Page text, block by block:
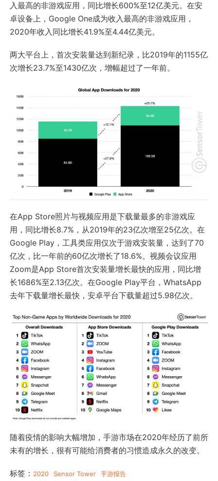
入最高的非游戏应用，同比增长600%至12亿美元。在安
卓设备上，Google One成为收入最高的非游戏应用，
2020年收入同比增长41.9%至4.44亿美元。
两大平台上，首次安装量达到新纪录，比2019年的1155亿
次增长23.7%至1430亿次，增幅超过了一年前。
在App Store照片与视频应用是下载量最多的非游戏应
用，同比增长8.7%，从2019年的23亿次增至25亿次。在
Google Play，工具类应用仅次于游戏安装量，达到了70
亿次，比一年前的60亿次增长了18.6%。视频会议应用
Zoom是App Store首次安装量增长最快的应用，同比增
长1686%至2.13亿次。在Google Play平台，WhatsApp
去年下载量增长最快，安卓平台下载量超过5.98亿次。
随着疫情的影响大幅增加，手游市场在2020年经历了前所
未有的增长，很有可能给消费者的习惯造成永久的改变。
标签： 2020 Sensor Tower 手游报告